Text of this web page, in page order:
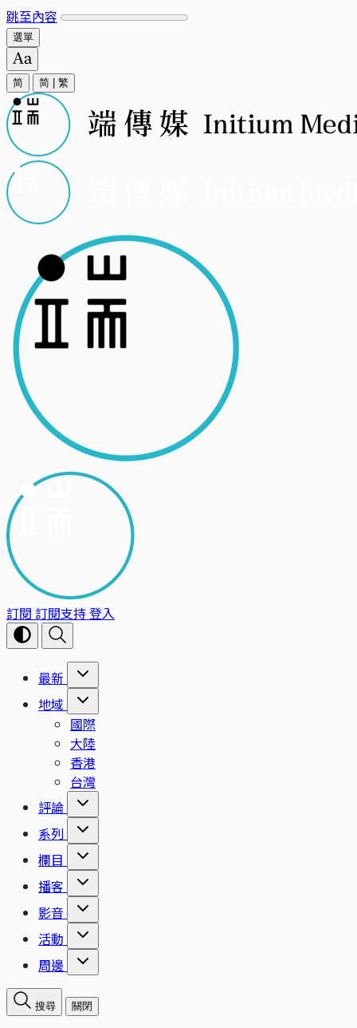
跳至內容
選單
简 简 繁
訂閱 訂閱支持登入
最新
地域
國際
大陸
香港
台灣
評論
系列
欄目
播客
影音
活動
周邊
搜尋 關閉